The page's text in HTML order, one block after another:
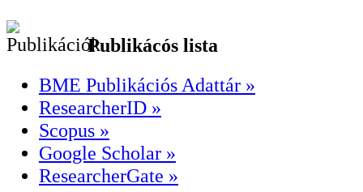
Publikácós lista
BME Publikációs Adattár »
ResearcherID »
Scopus »
Google Scholar »
ResearcherGate »